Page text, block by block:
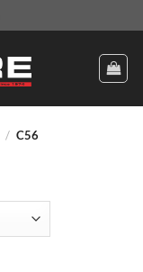
/ C56